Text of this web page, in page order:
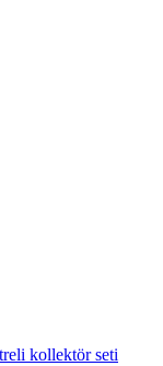
kollektör seti